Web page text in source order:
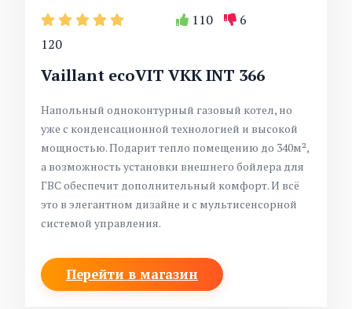
120
110 6
Vaillant ecoVIT VKK INT 366
Напольный одноконтурный газовый котел, но
уже с конденсационной технологией и высокой
мощностью. Подарит тепло помещению до 340м²,
а возможность установки внешнего бойлера для
ГВС обеспечит дополнительный комфорт. И всё
это в элегантном дизайне и с мультисенсорной
системой управления.
Перейти в магазин